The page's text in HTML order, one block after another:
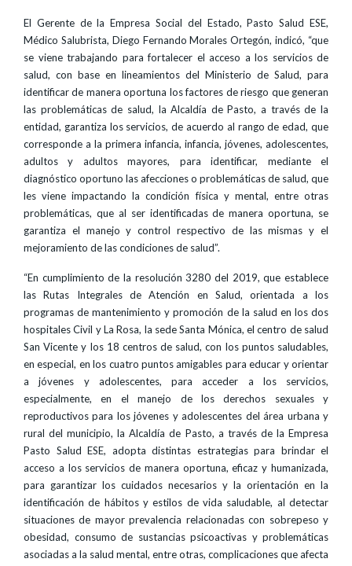
El Gerente de la Empresa Social del Estado, Pasto Salud ESE,
Médico Salubrista, Diego Fernando Morales Ortegón, indicó, “que
se viene trabajando para fortalecer el acceso a los servicios de
salud, con base en lineamientos del Ministerio de Salud, para
identificar de manera oportuna los factores de riesgo que generan
las problemáticas de salud, la Alcaldía de Pasto, a través de la
entidad, garantiza los servicios, de acuerdo al rango de edad, que
corresponde a la primera infancia, infancia, jóvenes, adolescentes,
adultos y adultos mayores, para identificar, mediante el
diagnóstico oportuno las afecciones o problemáticas de salud, que
les viene impactando la condición física y mental, entre otras
problemáticas, que al ser identificadas de manera oportuna, se
garantiza el manejo y control respectivo de las mismas y el
mejoramiento de las condiciones de salud”.
“En cumplimiento de la resolución 3280 del 2019, que establece
las Rutas Integrales de Atención en Salud, orientada a los
programas de mantenimiento y promoción de la salud en los dos
hospitales Civil y La Rosa, la sede Santa Mónica, el centro de salud
San Vicente y los 18 centros de salud, con los puntos saludables,
en especial, en los cuatro puntos amigables para educar y orientar
a jóvenes y adolescentes, para acceder a los servicios,
especialmente, en el manejo de los derechos sexuales y
reproductivos para los jóvenes y adolescentes del área urbana y
rural del municipio, la Alcaldía de Pasto, a través de la Empresa
Pasto Salud ESE, adopta distintas estrategias para brindar el
acceso a los servicios de manera oportuna, eficaz y humanizada,
para garantizar los cuidados necesarios y la orientación en la
identificación de hábitos y estilos de vida saludable, al detectar
situaciones de mayor prevalencia relacionadas con sobrepeso y
obesidad, consumo de sustancias psicoactivas y problemáticas
asociadas a la salud mental, entre otras, complicaciones que afecta